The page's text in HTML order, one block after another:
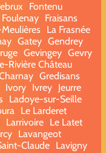
Fontenu
Foulenay Fraisans
La Frasnée
Gatey Gendrey
Gevingey Gevry
Rivière Château
Gredisans
Ivory Ivrey Jeurre
Ladoye-sur-Seille
Le Larderet
Larrivoire Le Latet
Lavangeot
Claude
Lavigny